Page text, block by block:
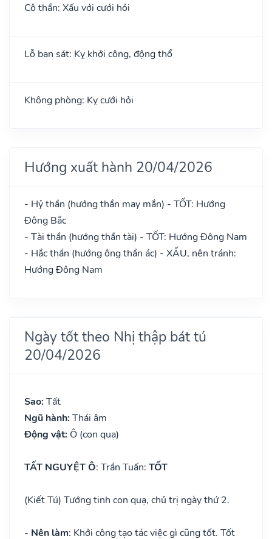
Cô thần: Xấu với cưới hỏi
Lỗ ban sát: Kỵ khởi công, động thổ
Không phòng: Kỵ cưới hỏi
Hướng xuất hành 20/04/2026
- Hỷ thần (hướng thần may mắn) - TỐT: Hướng
Đông Bắc
- Tài thần (hướng thần tài) - TỐT: Hướng Đông Nam
- Hắc thần (hướng ông thần ác) - XẤU, nên tránh:
Hướng Đông Nam
Ngày tốt theo Nhị thập bát tú
20/04/2026
Sao: Tất
Ngũ hành: Thái âm
Động vật: Ô (con quạ)
TẤT NGUYỆT Ô: Trần Tuấn: TỐT
(Kiết Tú) Tướng tinh con quạ, chủ trị ngày thứ 2.
- Nên làm: Khởi công tạo tác việc gì cũng tốt. Tốt